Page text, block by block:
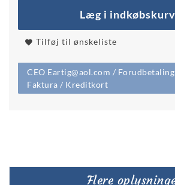
Læg i
Tilføj til ønskeliste
CEO Eartig@aol.com /
Faktura / Kreditkort
Flere